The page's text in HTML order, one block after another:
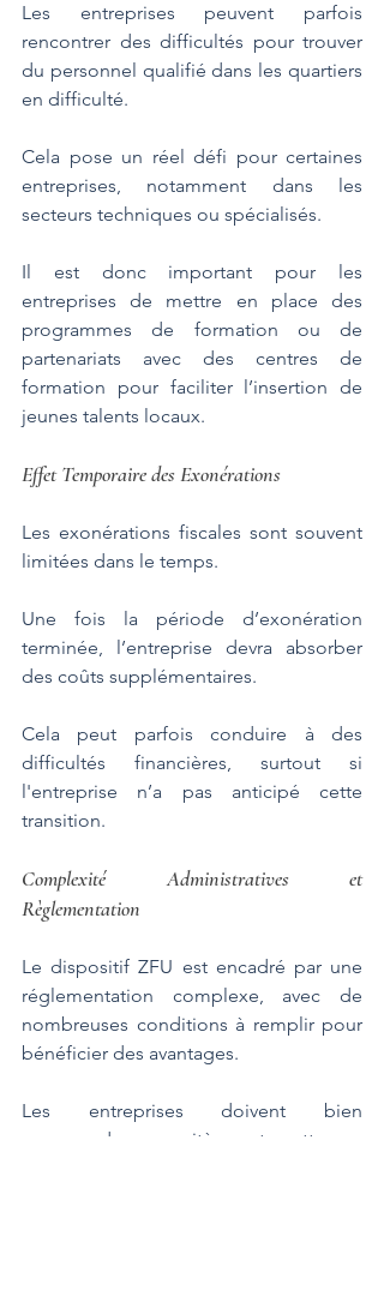
Les entreprises peuvent parfois
rencontrer des difficultés pour trouver
du personnel qualifié dans les quartiers
en difficulté.
Cela pose un réel défi pour certaines
entreprises, notamment dans les
secteurs techniques ou spécialisés.
Il est donc important pour les
entreprises de mettre en place des
programmes de formation ou de
partenariats avec des centres de
formation pour faciliter l’insertion de
jeunes talents locaux.
Effet Temporaire des Exonérations
Les exonérations fiscales sont souvent
limitées dans le temps.
Une fois la période d’exonération
terminée, l’entreprise devra absorber
des coûts supplémentaires.
Cela peut parfois conduire à des
difficultés financières, surtout si
l'entreprise n’a pas anticipé cette
transition.
Complexité Administratives et
Règlementation
Le dispositif ZFU est encadré par une
réglementation complexe, avec de
nombreuses conditions à remplir pour
bénéficier des avantages.
Les entreprises doivent bien
comprendre ces critères et mettre en